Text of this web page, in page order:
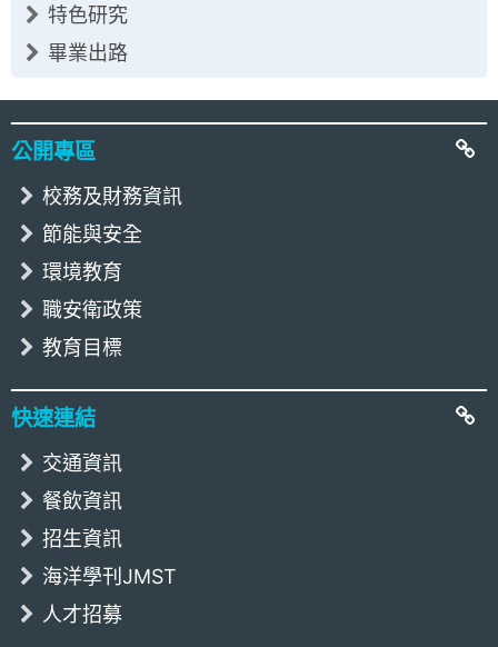
特色研究
畢業出路
:::
公開專區
校務及財務資訊
節能與安全
環境教育
職安衛政策
教育目標
快速連結
交通資訊
餐飲資訊
招生資訊
海洋學刊JMST
人才招募